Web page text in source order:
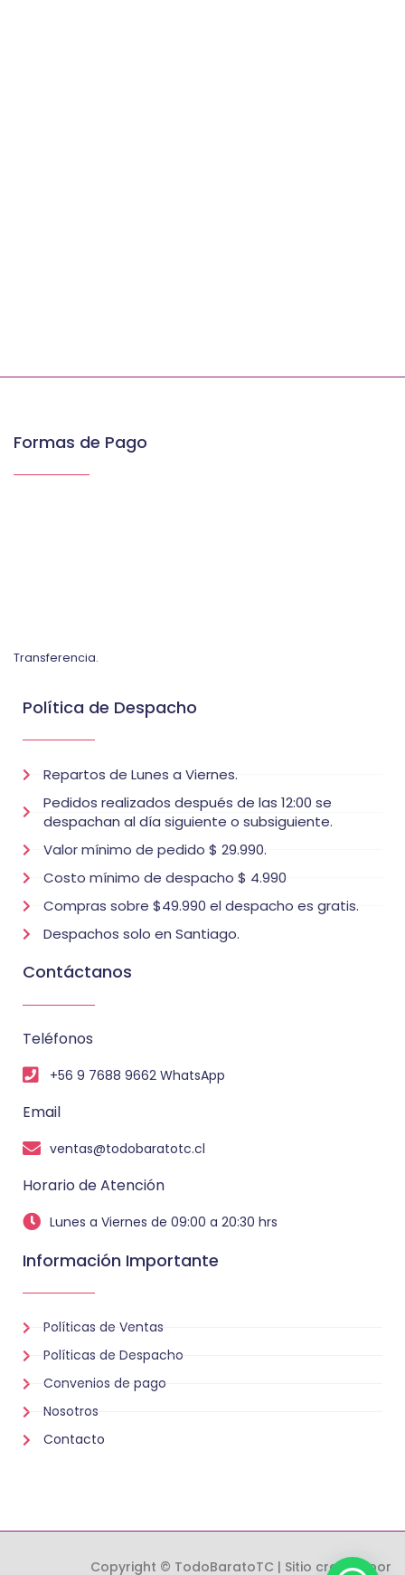
Formas de Pago
Transferencia.
Política de Despacho
Repartos de Lunes a Viernes.
Pedidos realizados después de las 12:00 se
despachan al día siguiente o subsiguiente.
Valor mínimo de pedido $ 29.990.
Costo mínimo de despacho $ 4.990
Compras sobre $49.990 el despacho es gratis.
Despachos solo en Santiago.
Contáctanos
Teléfonos
+56 9 7688 9662 WhatsApp
Email
ventas@todobaratotc.cl
Horario de Atención
Lunes a Viernes de 09:00 a 20:30 hrs
Información Importante
Políticas de Ventas
Políticas de Despacho
Convenios de pago
Nosotros
Contacto
Copyright © TodoBaratoTC | Sitio creado por